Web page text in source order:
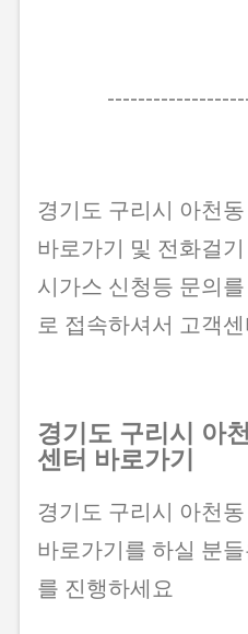
경기도 구리시 아천
바로가기 및 전화걸
시가스 신청등 문의
로 접속하셔서 고객
경기도 구리시 아
센터 바로가기
경기도 구리시 아천
바로가기를 하실 분
를 진행하세요